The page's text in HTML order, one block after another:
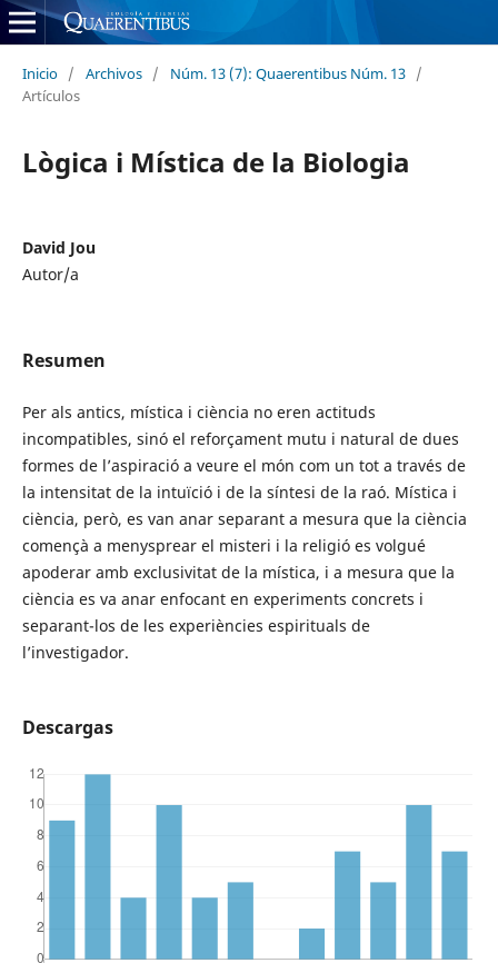
Inicio / Archivos / Núm. 13 (7): Quaerentibus Núm. 13 /
Artículos
Lògica i Mística de la Biologia
David Jou
Autor/a
Resumen
Per als antics, mística i ciència no eren actituds
incompatibles, sinó el reforçament mutu i natural de dues
formes de l’aspiració a veure el món com un tot a través de
la intensitat de la intuïció i de la síntesi de la raó. Mística i
ciència, però, es van anar separant a mesura que la ciència
començà a menysprear el misteri i la religió es volgué
apoderar amb exclusivitat de la mística, i a mesura que la
ciència es va anar enfocant en experiments concrets i
separant-los de les experiències espirituals de
l’investigador.
Descargas